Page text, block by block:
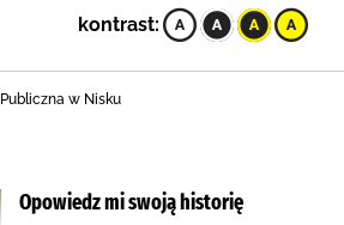
kontrast:
w Nisku
Opowiedz mi swoją historię